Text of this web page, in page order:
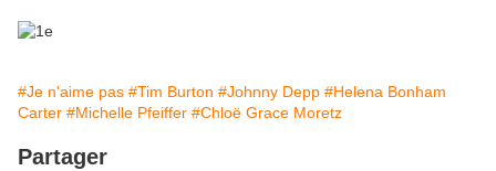
#Je n'aime pas #Tim Burton #Johnny Depp #Helena Bonham
Carter #Michelle Pfeiffer #Chloë Grace Moretz
Partager